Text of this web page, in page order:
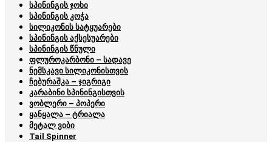
სპინინგის ჯოხი
სპინინგის კოჭა
სილიკონის სატყუარები
სპინინგის აქსესუარები
სპინინგის წნული
ფლუროკარბონი – სადავე
ნემსკავი სილიკონისთვის
ჩებურაშკა – ჯიგრიგი
კარაბინი სპინინგისთვის
ვობლერი – პოპერი
ყანყალა – ტრიალა
მეტალ ვიბი
Tail Spinner